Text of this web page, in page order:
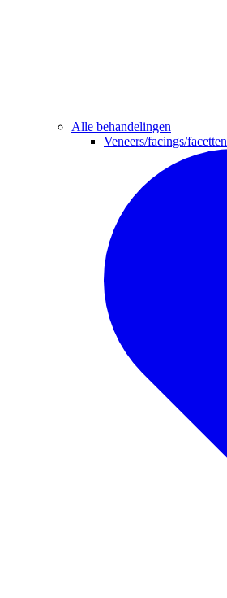
Alle behandelingen
Veneers/facings/facetten